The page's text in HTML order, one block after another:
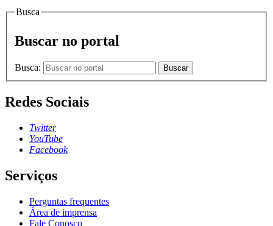
Busca
Buscar no portal
Busca: Buscar
Redes Sociais
Twitter
YouTube
Facebook
Serviços
Perguntas frequentes
Área de imprensa
Fale Conosco